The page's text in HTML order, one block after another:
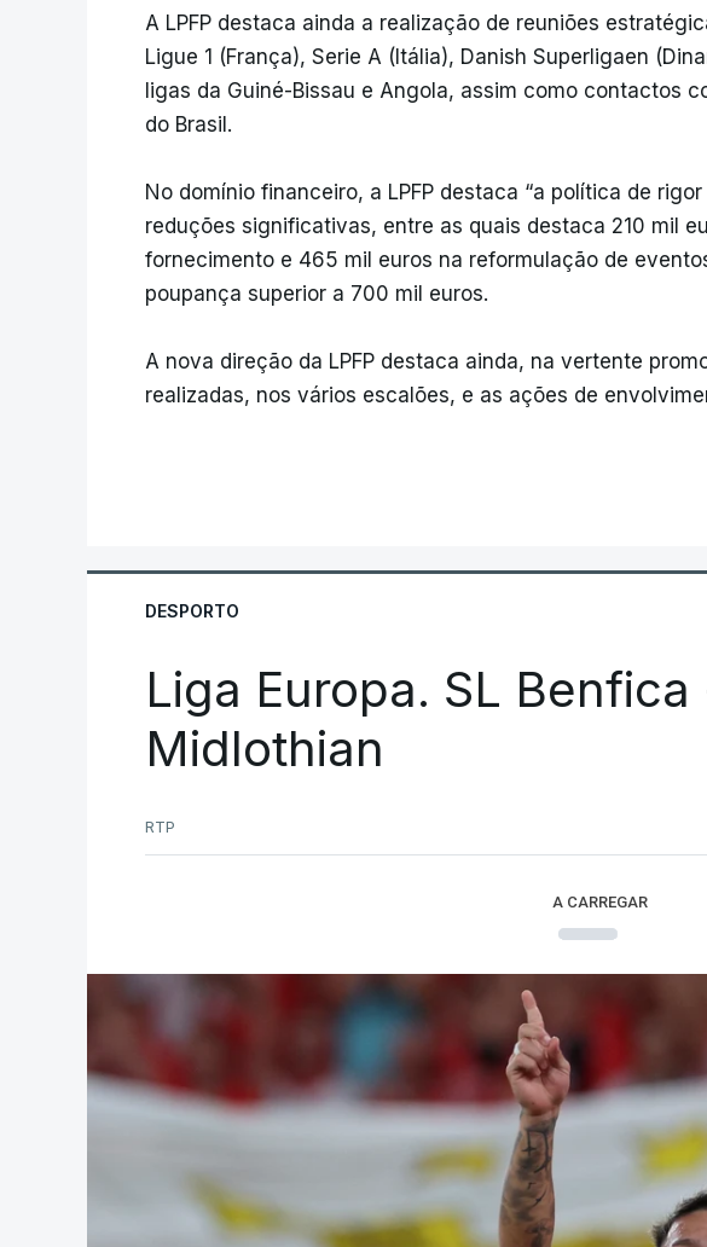
A LPFP destaca ainda a realização de reuniões
Ligue 1 (França), Serie A (Itália), Danish Superligaen
ligas da Guiné-Bissau e Angola, assim como contactos
do Brasil.
No domínio financeiro, a LPFP destaca “a política de
reduções significativas, entre as quais destaca 210 mil
fornecimento e 465 mil euros na reformulação de
poupança superior a 700 mil euros.
A nova direção da LPFP destaca ainda, na vertente
realizadas, nos vários escalões, e as ações de
DESPORTO
Liga Europa. SL
Midlothian
RTP
A CARREGAR